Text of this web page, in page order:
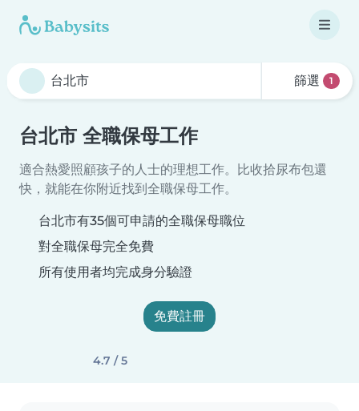
篩選 1
台北市 全職保母工作
適合熱愛照顧孩子的人士的理想工作。比收拾尿布包還
快，就能在你附近找到全職保母工作。
台北市有35個可申請的全職保母職位
對全職保母完全免費
所有使用者均完成身分驗證
免費註冊
4.7 / 5